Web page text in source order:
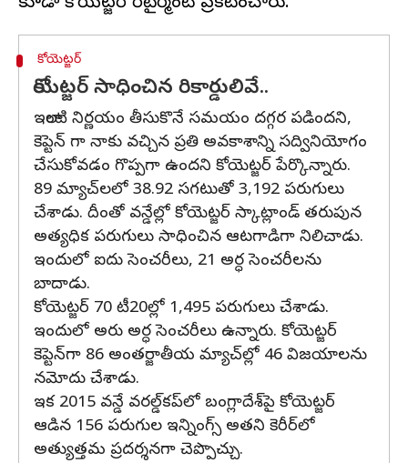
కోయెట్జర్
కోయెట్జర్ సాధించిన రికార్డులివే..
ఇలాంటి నిర్ణయం తీసుకొనే సమయం దగ్గర పడిందని,
కెప్టెన్ గా నాకు వచ్చిన ప్రతి అవకాశాన్ని సద్వినియోగం
చేసుకోవడం గొప్పగా ఉందని కోయెట్జర్ పేర్కొన్నారు.
89 మ్యాచ్‌లలో 38.92 సగటుతో 3,192 పరుగులు
చేశాడు. దీంతో వన్డేల్లో కోయెట్జర్ స్కాట్లాండ్‌ తరుపున
అత్యధిక పరుగులు సాధించిన ఆటగాడిగా నిలిచాడు.
ఇందులో ఐదు సెంచరీలు, 21 అర్ధ సెంచరీలను
బాదాడు.
కోయెట్జర్ 70 టీ20ల్లో 1,495 పరుగులు చేశాడు.
ఇందులో అరు అర్ధ సెంచరీలు ఉన్నారు. కోయెట్జర్
కెప్టెన్‌గా 86 అంతర్జాతీయ మ్యాచ్‌ల్లో 46 విజయాలను
నమోదు చేశాడు.
ఇక 2015 వన్డే వరల్డ్‌కప్‌లో బంగ్లాదేశ్‌పై కోయెట్జర్‌
ఆడిన 156 పరుగుల ఇన్నింగ్స్ అతని కెరీర్‌లో
అత్యుత్తమ ప్రదర్శనగా చెప్పొచ్చు.